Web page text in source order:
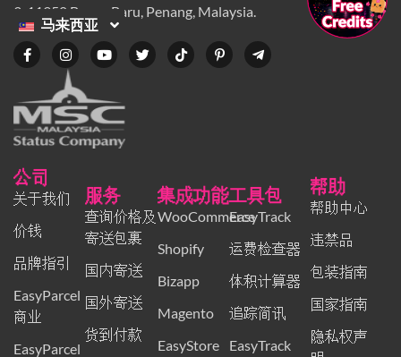
3, 11950 Bayan Baru, Penang, Malaysia.
马来西亚
公司
关于我们
价钱
品牌指引
EasyParcel
商业
EasyParcel
服务
查询价格及
寄送包裹
国内寄送
国外寄送
货到付款
集成功能
WooCommerce
Shopify
Bizapp
Magento
EasyStore
工具包
EasyTrack
运费检查器
体积计算器
追踪简讯
EasyTrack
帮助
帮助中心
违禁品
包装指南
国家指南
隐私权声